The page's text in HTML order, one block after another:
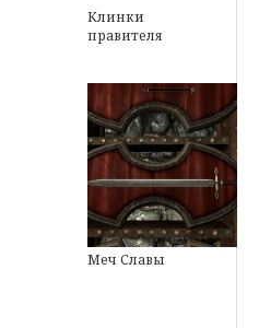
Клинки
правителя
Меч Славы